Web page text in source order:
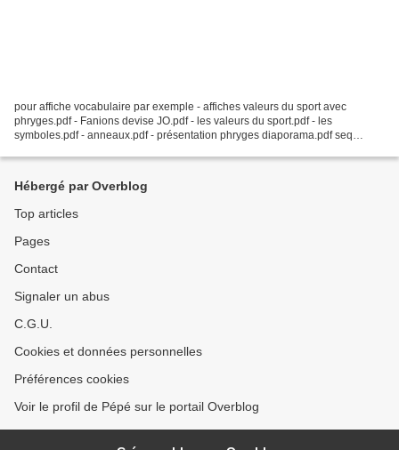
pour affiche vocabulaire par exemple - affiches valeurs du sport avec
phryges.pdf - Fanions devise JO.pdf - les valeurs du sport.pdf - les
symboles.pdf - anneaux.pdf - présentation phryges diaporama.pdf seq
Hébergé par Overblog
Top articles
Pages
Contact
Signaler un abus
C.G.U.
Cookies et données personnelles
Préférences cookies
Voir le profil de Pépé sur le portail Overblog